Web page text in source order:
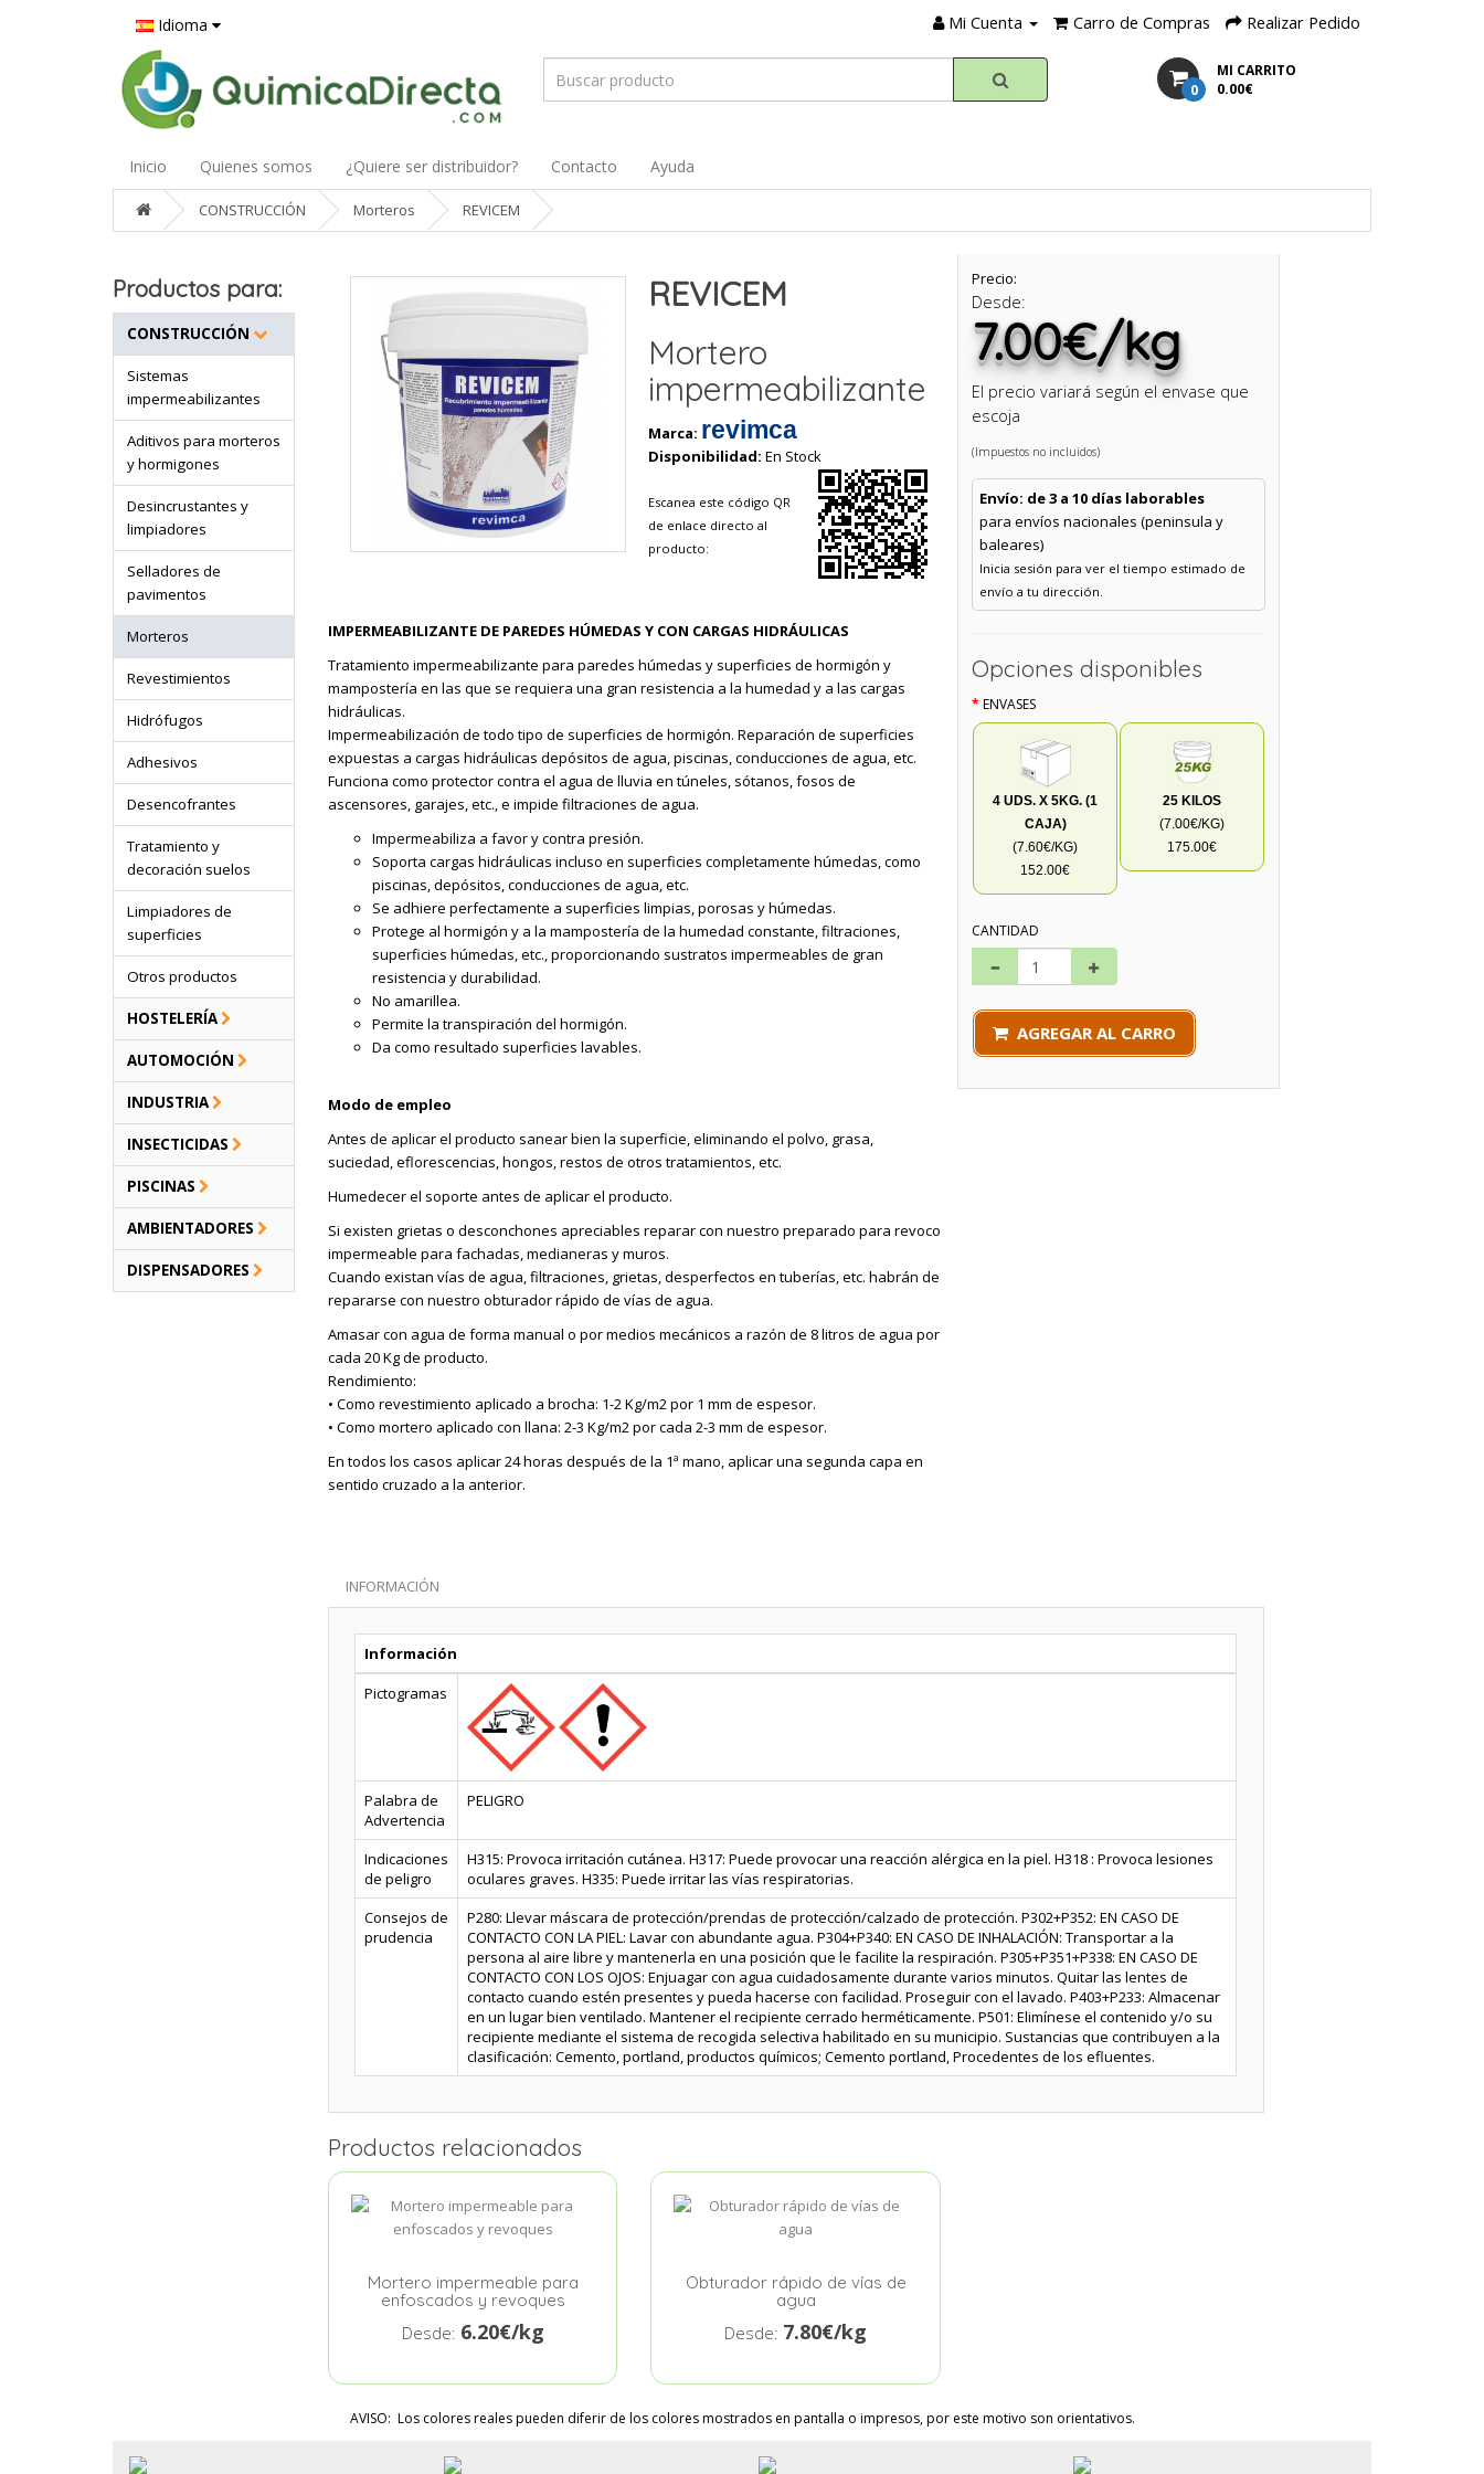
Idioma Mi Cuenta Carro de Compras Realizar Pedido
MI CARRITO
0 0.00€
Inicio Quienes somos ¿Quiere ser distribuidor? Contacto Ayuda
CONSTRUCCIÓN Morteros REVICEM
Productos para:
CONSTRUCCIÓN
Sistemas
impermeabilizantes
Aditivos para morteros
y hormigones
Desincrustantes y
limpiadores
Selladores de
pavimentos
Morteros
Revestimientos
Hidrófugos
Adhesivos
Desencofrantes
Tratamiento y
decoración suelos
Limpiadores de
superficies
Otros productos
HOSTELERÍA
AUTOMOCIÓN
INDUSTRIA
INSECTICIDAS
PISCINAS
AMBIENTADORES
DISPENSADORES
REVICEM
Mortero
impermeabilizante
Marca: revimca
Disponibilidad: En Stock
Escanea este código QR
de enlace directo al
producto:
IMPERMEABILIZANTE DE PAREDES HÚMEDAS Y CON CARGAS HIDRÁULICAS
Tratamiento impermeabilizante para paredes húmedas y superficies de hormigón y
mampostería en las que se requiera una gran resistencia a la humedad y a las cargas
hidráulicas.
Impermeabilización de todo tipo de superficies de hormigón. Reparación de superficies
expuestas a cargas hidráulicas depósitos de agua, piscinas, conducciones de agua, etc.
Funciona como protector contra el agua de lluvia en túneles, sótanos, fosos de
ascensores, garajes, etc., e impide filtraciones de agua.
Impermeabiliza a favor y contra presión.
Soporta cargas hidráulicas incluso en superficies completamente húmedas, como
piscinas, depósitos, conducciones de agua, etc.
Se adhiere perfectamente a superficies limpias, porosas y húmedas.
Protege al hormigón y a la mampostería de la humedad constante, filtraciones,
superficies húmedas, etc., proporcionando sustratos impermeables de gran
resistencia y durabilidad.
No amarillea.
Permite la transpiración del hormigón.
Da como resultado superficies lavables.
Modo de empleo
Antes de aplicar el producto sanear bien la superficie, eliminando el polvo, grasa,
suciedad, eflorescencias, hongos, restos de otros tratamientos, etc.
Humedecer el soporte antes de aplicar el producto.
Si existen grietas o desconchones apreciables reparar con nuestro preparado para revoco
impermeable para fachadas, medianeras y muros.
Cuando existan vías de agua, filtraciones, grietas, desperfectos en tuberías, etc. habrán de
repararse con nuestro obturador rápido de vías de agua.
Amasar con agua de forma manual o por medios mecánicos a razón de 8 litros de agua por
cada 20 Kg de producto.
Rendimiento:
• Como revestimiento aplicado a brocha: 1-2 Kg/m2 por 1 mm de espesor.
• Como mortero aplicado con llana: 2-3 Kg/m2 por cada 2-3 mm de espesor.
En todos los casos aplicar 24 horas después de la 1ª mano, aplicar una segunda capa en
sentido cruzado a la anterior.
Precio:
Desde:
7.00€/kg
El precio variará según el envase que
escoja
(Impuestos no incluidos)
Envío: de 3 a 10 días laborables
para envíos nacionales (peninsula y
baleares)
Inicia sesión para ver el tiempo estimado de
envío a tu dirección.
Opciones disponibles
ENVASES
4 UDS. X 5KG. (1
CAJA)
(7.60€/KG)
152.00€
25 KILOS
(7.00€/KG)
175.00€
CANTIDAD
AGREGAR AL CARRO
INFORMACIÓN
Información
Pictogramas
Palabra de
Advertencia
PELIGRO
Indicaciones
de peligro
H315: Provoca irritación cutánea. H317: Puede provocar una reacción alérgica en la piel. H318 : Provoca lesiones
oculares graves. H335: Puede irritar las vías respiratorias.
Consejos de
prudencia
P280: Llevar máscara de protección/prendas de protección/calzado de protección. P302+P352: EN CASO DE
CONTACTO CON LA PIEL: Lavar con abundante agua. P304+P340: EN CASO DE INHALACIÓN: Transportar a la
persona al aire libre y mantenerla en una posición que le facilite la respiración. P305+P351+P338: EN CASO DE
CONTACTO CON LOS OJOS: Enjuagar con agua cuidadosamente durante varios minutos. Quitar las lentes de
contacto cuando estén presentes y pueda hacerse con facilidad. Proseguir con el lavado. P403+P233: Almacenar
en un lugar bien ventilado. Mantener el recipiente cerrado herméticamente. P501: Elimínese el contenido y/o su
recipiente mediante el sistema de recogida selectiva habilitado en su municipio. Sustancias que contribuyen a la
clasificación: Cemento, portland, productos químicos; Cemento portland, Procedentes de los efluentes.
Productos relacionados
Mortero impermeable para
enfoscados y revoques
Desde: 6.20€/kg
Obturador rápido de vías de
agua
Desde: 7.80€/kg
AVISO: Los colores reales pueden diferir de los colores mostrados en pantalla o impresos, por este motivo son orientativos.